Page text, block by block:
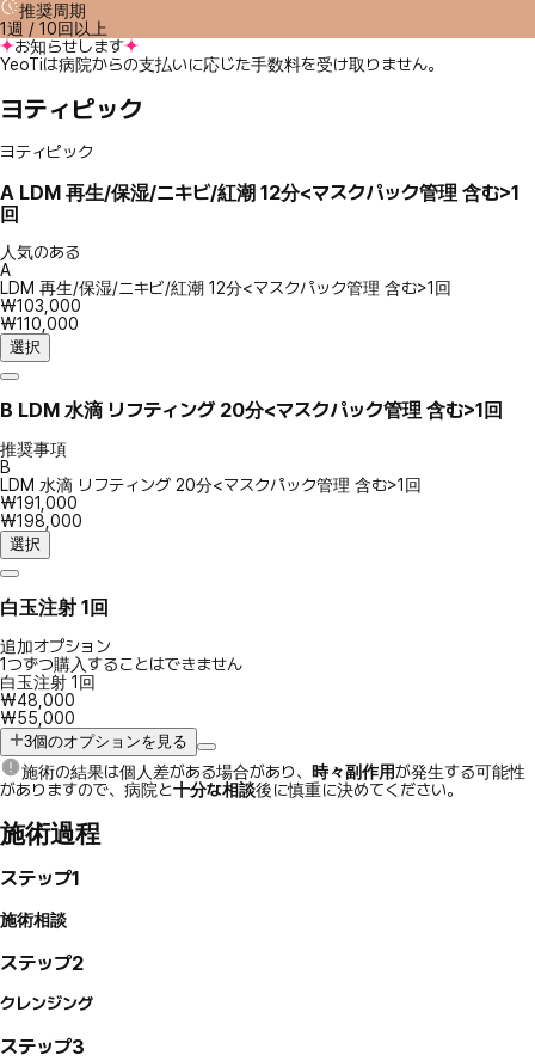
推奨周期
1週 / 10回以上
お知らせします
YeoTiは病院からの支払いに応じた手数料を受け取りません。
ヨティピック
ヨティピック
A LDM 再生/保湿/ニキビ/紅潮 12分<マスクパック管理 含む>1
回
人気のある
A
LDM 再生/保湿/ニキビ/紅潮 12分<マスクパック管理 含む>1回
₩103,000
₩110,000
選択
B LDM 水滴 リフティング 20分<マスクパック管理 含む>1回
推奨事項
B
LDM 水滴 リフティング 20分<マスクパック管理 含む>1回
₩191,000
₩198,000
選択
白玉注射 1回
追加オプション
1つずつ購入することはできません
白玉注射 1回
₩48,000
₩55,000
3個のオプションを見る
施術の結果は個人差がある場合があり、 時々副作用が発生する可能性
がありますので、病院と十分な相談後に慎重に決めてください。
施術過程
ステップ1
施術相談
ステップ2
クレンジング
ステップ3